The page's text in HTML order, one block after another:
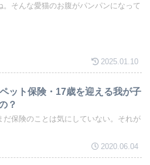
そんな愛猫のお腹がパンパンになって
2025.01.10
ット保険・17歳を迎える我が子
？
保険のことは気にしていない。それが
2020.06.04